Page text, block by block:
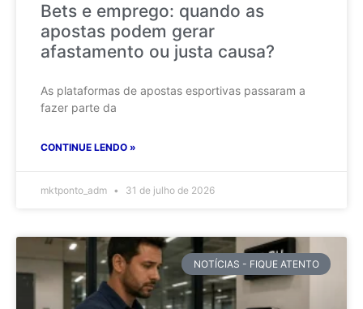
Bets e emprego: quando as
apostas podem gerar
afastamento ou justa causa?
As plataformas de apostas esportivas passaram a
fazer parte da
CONTINUE LENDO »
mktponto_adm 31 de julho de 2026
NOTÍCIAS - FIQUE ATENTO